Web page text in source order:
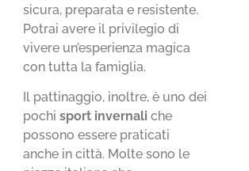
sicura, preparata e resistente.
Potrai avere il privilegio di
vivere un’esperienza magica
con tutta la famiglia.
Il pattinaggio, inoltre, è uno dei
pochisport invernali che
possono essere praticati
anche in città. Molte sono le